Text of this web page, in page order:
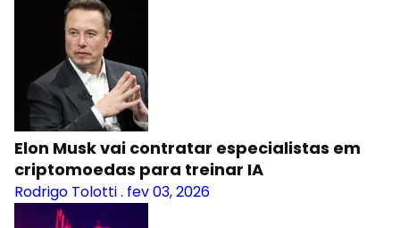
Elon Musk vai contratar especialistas em
criptomoedas para treinar IA
Rodrigo Tolotti. fev 03, 2026